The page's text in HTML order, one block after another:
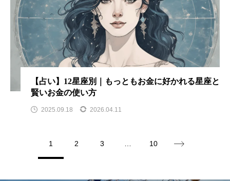
【占い】12星座別｜もっともお金に好かれる星座と
賢いお金の使い方
2025.09.18 2026.04.11
1 2 3 10